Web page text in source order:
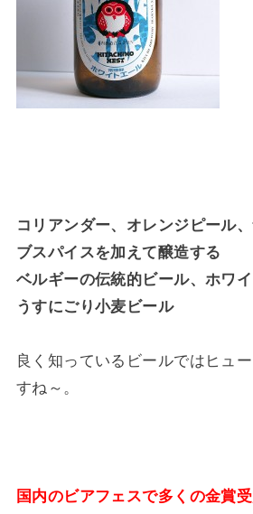
コリアンダー、オレンジピール
ブスパイスを加えて醸造する
ベルギーの伝統的ビール、ホワ
うすにごり小麦ビール
良く知っているビールではヒュ
すね～。
国内のビアフェスで多くの金賞